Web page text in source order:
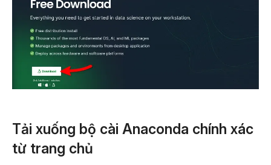
Tải xuống bộ cài Anaconda chính xác
từ trang chủ